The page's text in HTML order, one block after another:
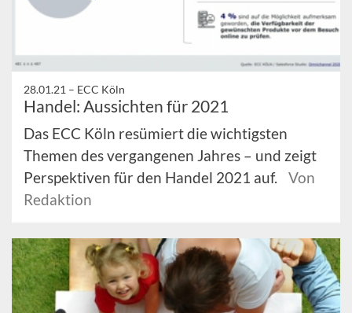
28.01.21 – ECC Köln
Handel: Aussichten für 2021
Das ECC Köln resümiert die wichtigsten
Themen des vergangenen Jahres – und zeigt
Perspektiven für den Handel 2021 auf.
Von
Redaktion